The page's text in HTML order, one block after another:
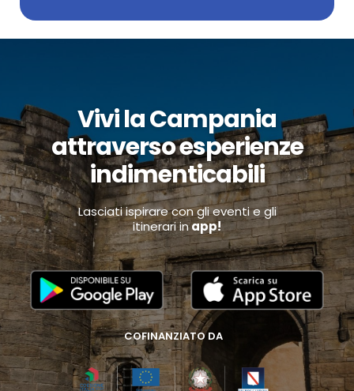
Vivi la Campania
attraverso esperienze
indimenticabili
Lasciati ispirare con gli eventi e gli
itinerari inapp!
COFINANZIATO DA